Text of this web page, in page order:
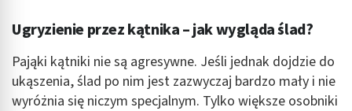
Ugryzienie przez kątnika – jak wygląda ślad?
Pająki kątniki nie są agresywne. Jeśli jednak dojdzie do
ukąszenia, ślad po nim jest zazwyczaj bardzo mały i nie
wyróżnia się niczym specjalnym. Tylko większe osobniki